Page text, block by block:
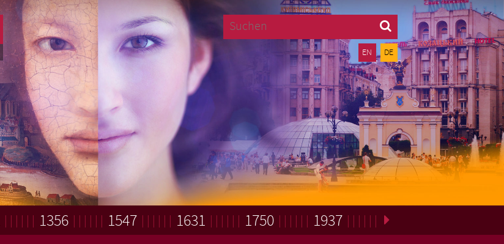
Suchen
DE
EN
1356 1547 1631 1750 1937